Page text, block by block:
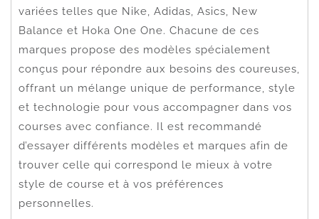
variées telles que Nike, Adidas, Asics, New
Balance et Hoka One One. Chacune de ces
marques propose des modèles spécialement
conçus pour répondre aux besoins des coureuses,
offrant un mélange unique de performance, style
et technologie pour vous accompagner dans vos
courses avec confiance. Il est recommandé
d’essayer différents modèles et marques afin de
trouver celle qui correspond le mieux à votre
style de course et à vos préférences
personnelles.